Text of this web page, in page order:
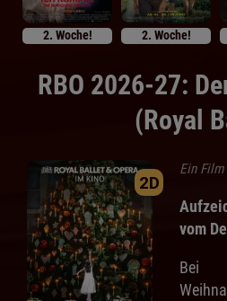
2. Woche! 2. Woche!
RBO 2026-27:
(Royal
2D
Ein
vom
Bei